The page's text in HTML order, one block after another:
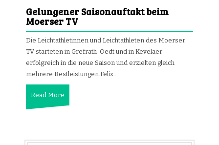
Gelungener Saisonauftakt beim
Moerser TV
Die Leichtathletinnen und Leichtathleten des Moerser
TV starteten in Grefrath-Oedt und in Kevelaer
erfolgreich in die neue Saison und erzielten gleich
mehrere Bestleistungen.Felix…
Read More